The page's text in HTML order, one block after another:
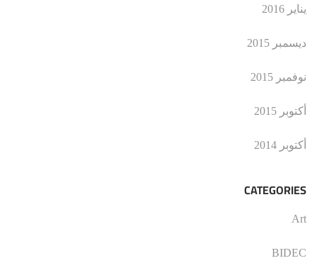
يناير 2016
ديسمبر 2015
نوفمبر 2015
أكتوبر 2015
أكتوبر 2014
CATEGORIES
Art
BIDEC